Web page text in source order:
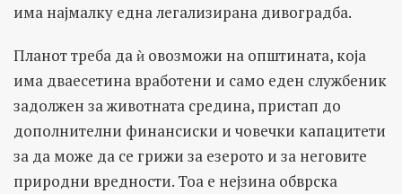
има најмалку една легализирана дивоградба.
Планот треба да ѝ овозможи на општината, која
има дваесетина вработени и само еден службеник
задолжен за животната средина, пристап до
дополнителни финансиски и човечки капацитети
за да може да се грижи за езерото и за неговите
природни вредности. Тоа е нејзина обврска